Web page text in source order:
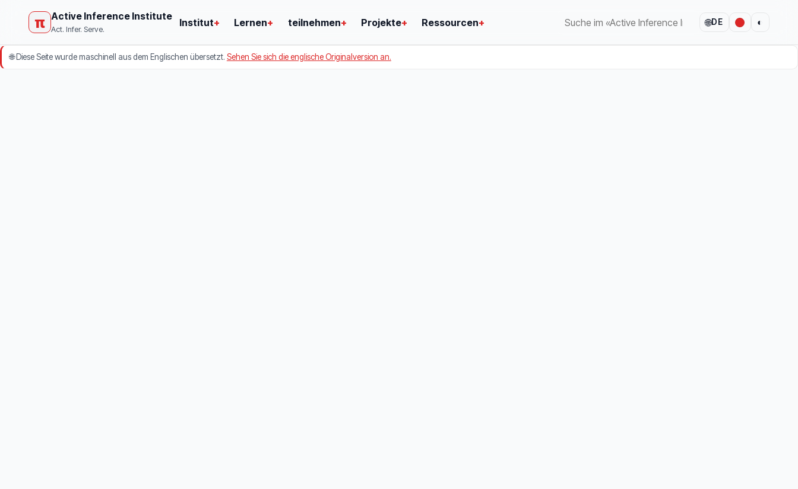
π Active Inference Institute
Act. Infer. Serve.
Institut+ Lernen+ teilnehmen+ Projekte+ Ressourcen+ 🌐DE ◐
🌐Diese Seite wurde maschinell aus dem Englischen übersetzt. Sehen Sie sich die englische Originalversion an.